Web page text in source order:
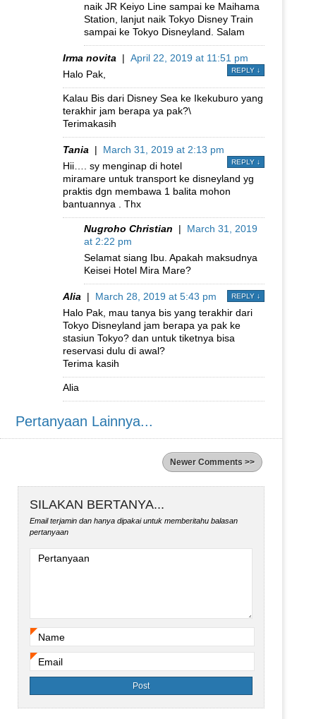
naik JR Keiyo Line sampai ke Maihama
Station, lanjut naik Tokyo Disney Train
sampai ke Tokyo Disneyland. Salam
Irma novita | April 22, 2019 at 11:51 pm
REPLY ↓
Halo Pak,
Kalau Bis dari Disney Sea ke Ikekuburo yang
terakhir jam berapa ya pak?\
Terimakasih
Tania | March 31, 2019 at 2:13 pm
REPLY ↓
Hii…. sy menginap di hotel
miramare untuk transport ke disneyland yg
praktis dgn membawa 1 balita mohon
bantuannya . Thx
Nugroho Christian | March 31, 2019
at 2:22 pm
Selamat siang Ibu. Apakah maksudnya
Keisei Hotel Mira Mare?
Alia | March 28, 2019 at 5:43 pm REPLY ↓
Halo Pak, mau tanya bis yang terakhir dari
Tokyo Disneyland jam berapa ya pak ke
stasiun Tokyo? dan untuk tiketnya bisa
reservasi dulu di awal?
Terima kasih
Alia
Pertanyaan Lainnya...
Newer Comments >>
SILAKAN BERTANYA...
Email terjamin dan hanya dipakai untuk memberitahu balasan
pertanyaan
Pertanyaan
Name
Email